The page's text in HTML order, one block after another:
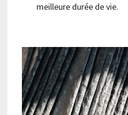
meilleure durée de vie.